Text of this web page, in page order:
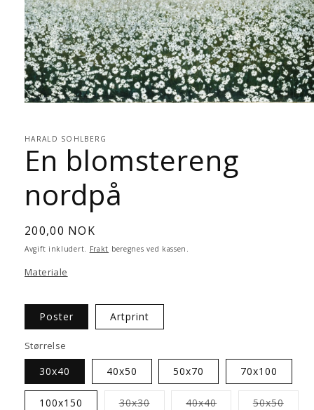
i
modal
HARALD SOHLBERG
En blomstereng
nordpå
Vanlig
pris
200,00 NOK
Avgift inkludert. Frakt beregnes ved kassen.
Materiale
Poster Artprint
Størrelse
30x40 40x50 50x70 70x100
100x150 30x30Varianten40x40Varianten50x50